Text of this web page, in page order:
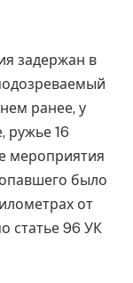
задержан в
ранее, у
ружье 16
мероприятия
было
от
статье 96 УК